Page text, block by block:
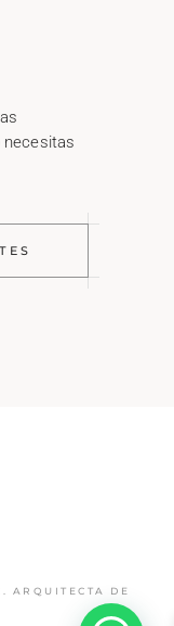
ARQUITECTA DE